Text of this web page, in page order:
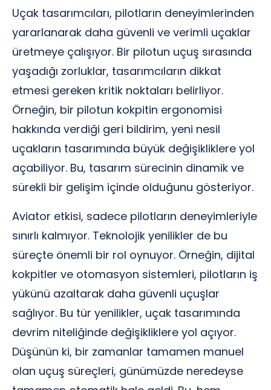
Uçak tasarımcıları, pilotların deneyimlerinden
yararlanarak daha güvenli ve verimli uçaklar
üretmeye çalışıyor. Bir pilotun uçuş sırasında
yaşadığı zorluklar, tasarımcıların dikkat
etmesi gereken kritik noktaları belirliyor.
Örneğin, bir pilotun kokpitin ergonomisi
hakkında verdiği geri bildirim, yeni nesil
uçakların tasarımında büyük değişikliklere yol
açabiliyor. Bu, tasarım sürecinin dinamik ve
sürekli bir gelişim içinde olduğunu gösteriyor.
Aviator etkisi, sadece pilotların deneyimleriyle
sınırlı kalmıyor. Teknolojik yenilikler de bu
süreçte önemli bir rol oynuyor. Örneğin, dijital
kokpitler ve otomasyon sistemleri, pilotların iş
yükünü azaltarak daha güvenli uçuşlar
sağlıyor. Bu tür yenilikler, uçak tasarımında
devrim niteliğinde değişikliklere yol açıyor.
Düşünün ki, bir zamanlar tamamen manuel
olan uçuş süreçleri, günümüzde neredeyse